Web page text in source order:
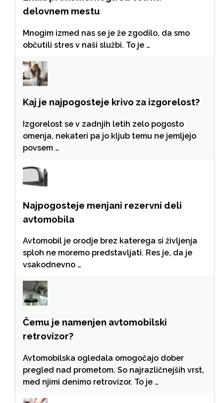
delovnem mestu
Mnogim izmed nas se je že zgodilo, da smo
občutili stres v naši službi. To je …
Kaj je najpogosteje krivo za izgorelost?
Izgorelost se v zadnjih letih zelo pogosto
omenja, nekateri pa jo kljub temu ne jemljejo
povsem …
Najpogosteje menjani rezervni deli
avtomobila
Avtomobil je orodje brez katerega si življenja
sploh ne moremo predstavljati. Res je, da je
vsakodnevno …
Čemu je namenjen avtomobilski
retrovizor?
Avtomobilska ogledala omogočajo dober
pregled nad prometom. So najrazličnejših vrst,
med njimi denimo retrovizor. To je …